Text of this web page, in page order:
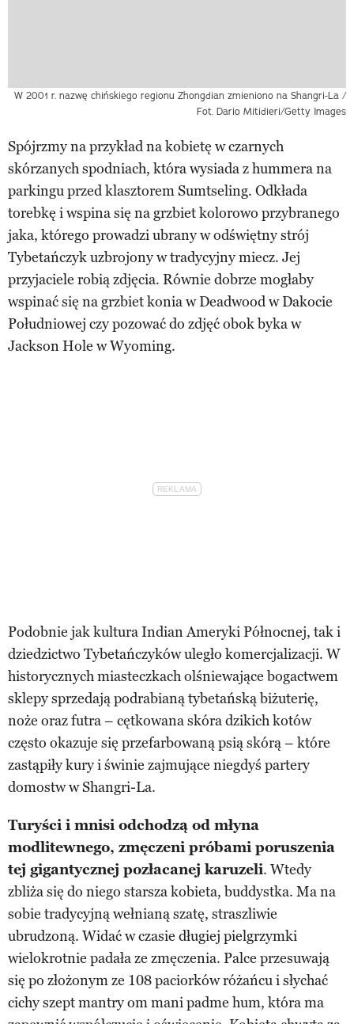
W 2001 r. nazwę chińskiego regionu Zhongdian zmieniono na Shangri-La /
Fot. Dario Mitidieri/Getty Images
Spójrzmy na przykład na kobietę w czarnych
skórzanych spodniach, która wysiada z hummera na
parkingu przed klasztorem Sumtseling. Odkłada
torebkę i wspina się na grzbiet kolorowo przybranego
jaka, którego prowadzi ubrany w odświętny strój
Tybetańczyk uzbrojony w tradycyjny miecz. Jej
przyjaciele robią zdjęcia. Równie dobrze mogłaby
wspinać się na grzbiet konia w Deadwood w Dakocie
Południowej czy pozować do zdjęć obok byka w
Jackson Hole w Wyoming.
Podobnie jak kultura Indian Ameryki Północnej, tak i
dziedzictwo Tybetańczyków uległo komercjalizacji. W
historycznych miasteczkach olśniewające bogactwem
sklepy sprzedają podrabianą tybetańską biżuterię,
noże oraz futra – cętkowana skóra dzikich kotów
często okazuje się przefarbowaną psią skórą – które
zastąpiły kury i świnie zajmujące niegdyś partery
domostw w Shangri-La.
Turyści i mnisi odchodzą od młyna
modlitewnego, zmęczeni próbami poruszenia
tej gigantycznej pozłacanej karuzeli. Wtedy
zbliża się do niego starsza kobieta, buddystka. Ma na
sobie tradycyjną wełnianą szatę, straszliwie
ubrudzoną. Widać w czasie długiej pielgrzymki
wielokrotnie padała ze zmęczenia. Palce przesuwają
się po złożonym ze 108 paciorków różańcu i słychać
cichy szept mantry om mani padme hum, która ma